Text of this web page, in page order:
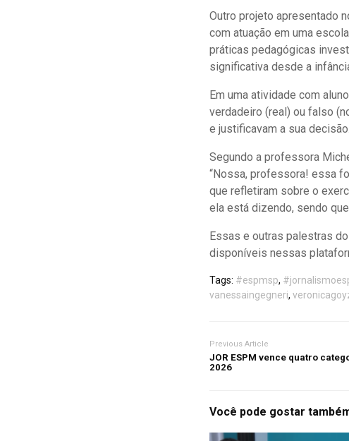
Outro projeto apresentado
com atuação em uma
práticas pedagógicas
significativa desde a
Em uma atividade com
verdadeiro (real) ou falso
e justificavam a sua decisão.
Segundo a professora
“Nossa, professora! essa
que refletiram sobre o
ela está dizendo, sendo
Essas e outras palestras
disponíveis nessas
Tags: #espmsp,
vanessaingegneri,
Previous Article
JOR ESPM vence quatro
2026
Você pode gostar